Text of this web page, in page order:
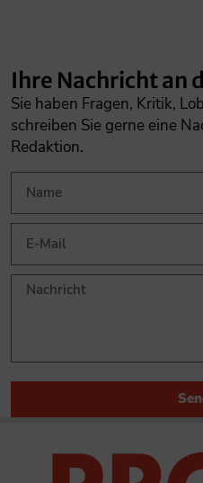
Ihre Nachricht an
Sie haben Fragen, Kritik,
schreiben Sie gerne eine
Redaktion.